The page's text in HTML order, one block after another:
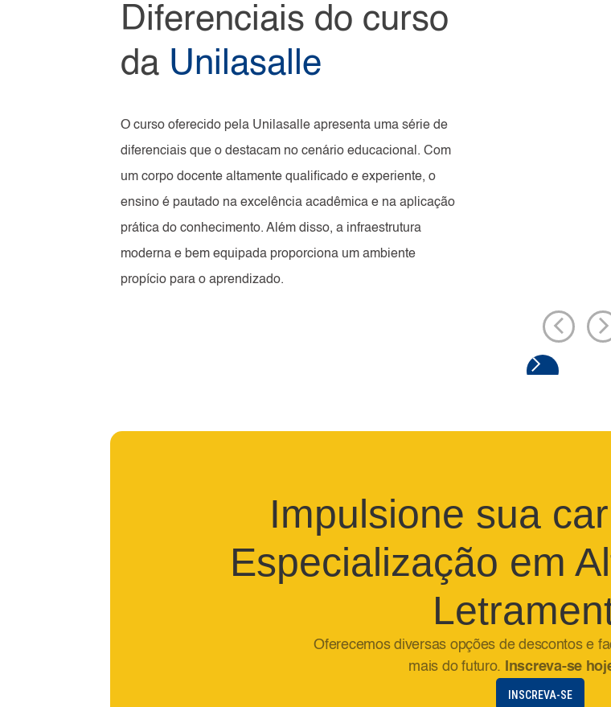
Diferenciais do curso
da Unilasalle
O curso oferecido pela Unilasalle apresenta uma série de
diferenciais que o destacam no cenário educacional. Com
um corpo docente altamente qualificado e experiente, o
ensino é pautado na excelência acadêmica e na aplicação
prática do conhecimento. Além disso, a infraestrutura
moderna e bem equipada proporciona um ambiente
propício para o aprendizado.
Impulsione sua
Especialização em
Oferecemos diversas opções de descontos e
mais do futuro.
Inscreva-se
INSCREVA-SE